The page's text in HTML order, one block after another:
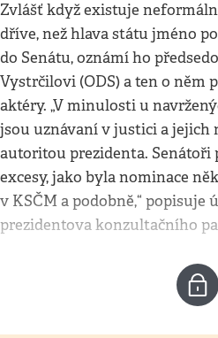
Zvlášť když existuje
dříve, než hlava státu jméno
do Senátu, oznámí ho
Vystrčilovi (ODS) a ten o něm
aktéry. „V minulosti u
jsou uznávaní v justici a jejich
autoritou prezidenta.
excesy, jako byla nominace
v KSČM a podobně,“ popisuje
prezidentova konzultačního